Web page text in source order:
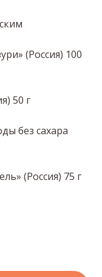
(Россия) 100
50 г
без сахара
(Россия) 75 г